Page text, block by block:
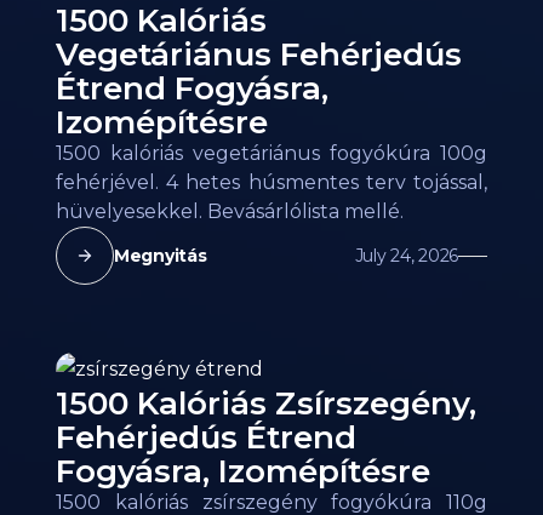
1500 Kalóriás
Vegetáriánus Fehérjedús
Étrend Fogyásra,
Izomépítésre
1500 kalóriás vegetáriánus fogyókúra 100g
fehérjével. 4 hetes húsmentes terv tojással,
hüvelyesekkel. Bevásárlólista mellé.
Megnyitás July 24, 2026
1500 Kalóriás Zsírszegény,
Fehérjedús Étrend
Fogyásra, Izomépítésre
1500 kalóriás zsírszegény fogyókúra 110g